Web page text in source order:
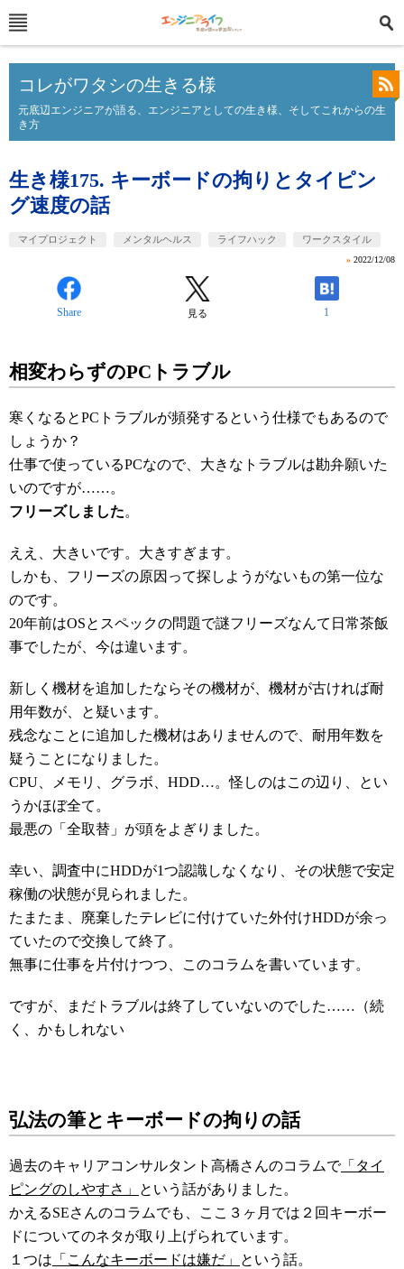
コレがワタシの生きる様
元底辺エンジニアが語る、エンジニアとしての生き様、そしてこれからの生
き方
生き様175. キーボードの拘りとタイピン
グ速度の話
マイプロジェクト メンタルヘルス ライフハック ワークスタイル
» 2022/12/08
Share 見る 1
相変わらずのPCトラブル
寒くなるとPCトラブルが頻発するという仕様でもあるので
しょうか？
仕事で使っているPCなので、大きなトラブルは勘弁願いた
いのですが……。
フリーズしました。
ええ、大きいです。大きすぎます。
しかも、フリーズの原因って探しようがないもの第一位な
のです。
20年前はOSとスペックの問題で謎フリーズなんて日常茶飯
事でしたが、今は違います。
新しく機材を追加したならその機材が、機材が古ければ耐
用年数が、と疑います。
残念なことに追加した機材はありませんので、耐用年数を
疑うことになりました。
CPU、メモリ、グラボ、HDD…。怪しのはこの辺り、とい
うかほぼ全て。
最悪の「全取替」が頭をよぎりました。
幸い、調査中にHDDが1つ認識しなくなり、その状態で安定
稼働の状態が見られました。
たまたま、廃棄したテレビに付けていた外付けHDDが余っ
ていたので交換して終了。
無事に仕事を片付けつつ、このコラムを書いています。
ですが、まだトラブルは終了していないのでした……（続
く、かもしれない
弘法の筆とキーボードの拘りの話
過去のキャリアコンサルタント高橋さんのコラムで「タイ
ピングのしやすさ」
という話がありました。
かえるSEさんのコラムでも、ここ３ヶ月では２回キーボー
ドについてのネタが取り上げられています。
１つは 「こんなキーボードは嫌だ」
という話。